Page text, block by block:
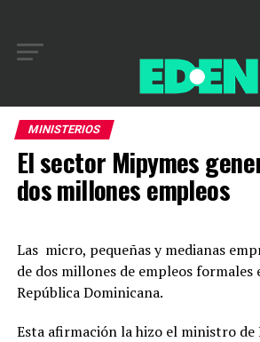
MINISTERIOS
El sector Mipymes
dos millones empleos
Las micro, pequeñas y medianas
de dos millones de empleos formales
República Dominicana.
Esta afirmación la hizo el ministro